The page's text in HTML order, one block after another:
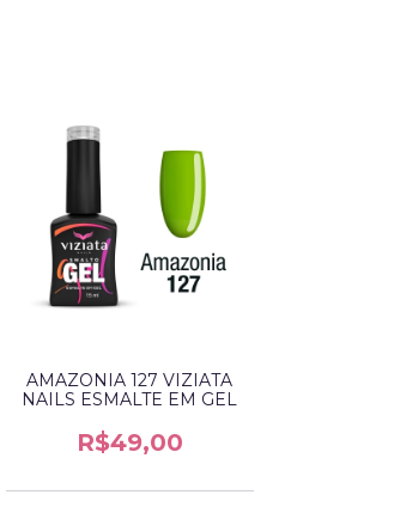
AMAZONIA 127 VIZIATA
NAILS ESMALTE EM GEL
R$49,00